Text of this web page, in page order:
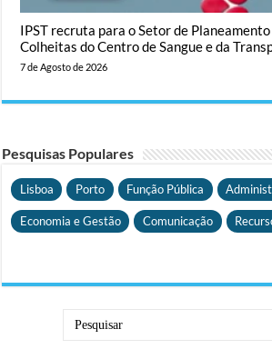
IPST recruta para o Setor de
Colheitas do Centro de Sangue e da
7 de Agosto de 2026
Pesquisas Populares
Lisboa Porto Função Pública
Economia e Gestão Comunicação